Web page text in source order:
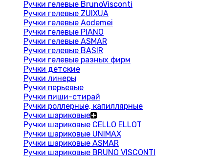
Ручки гелевые BrunoVisconti
Ручки гелевые ZUIXUA
Ручки гелевые Aodemei
Ручки гелевые PIANO
Ручки гелевые ASMAR
Ручки гелевые BASIR
Ручки гелевые разных фирм
Ручки детские
Ручки линеры
Ручки перьевые
Ручки пиши-стирай
Ручки роллерные, капиллярные
Ручки шариковые
Ручки шариковые CELLO ELLOT
Ручки шариковые UNIMAX
Ручки шариковые ASMAR
Ручки шариковые BRUNO VISCONTI